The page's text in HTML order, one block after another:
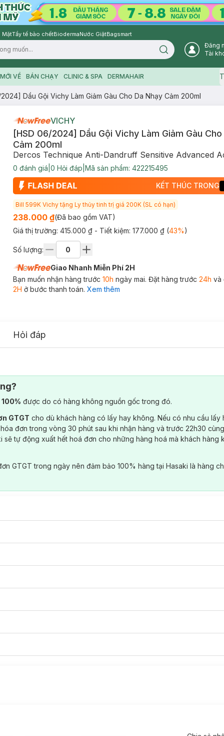
MặtTẩy tế bào chếtBiodermaNước GiặtBagsmart
Search icon
Đăng
Tài
VỀ BÁN CHẠY CLINIC & SPA DERMAHAIR
Dầu Gội Vichy Làm Giảm Gàu Cho Da Nhạy Cảm 200ml
VICHY
[HSD 06/2024] Dầu Gội Vichy Làm Giảm Gàu Cho
Cảm 200ml
Dercos Technique Anti-Dandruff Sensitive Advanced
0 đánh giá 0 Hỏi đáp Mã sản phẩm: 422215495
KẾT THÚC TRONG
Bill 599K Vichy tặng Ly thủy tinh trị giá 200K (SL có hạn)
238.000 ₫(Đã bao gồm VAT)
Giá thị trường: 415.000 ₫ - Tiết kiệm: 177.000 ₫(43%)
Số lượng:
Giao Nhanh Miễn Phí 2H
Bạn muốn nhận hàng trước 10h ngày mai. Đặt hàng trước 24h và
2H ở bước thanh toán. Xem thêm
Hỏi đáp
được do có hàng không nguồn gốc trong đó.
GTGT cho dù khách hàng có lấy hay không. Nếu có nhu cầu lấy
đơn trong vòng 30 phút sau khi nhận hàng và trước 22h30
sẽ tự động xuất hết hoá đơn cho những hàng hoá mà khách hàng
GTGT trong ngày nên đảm bảo 100% hàng tại Hasaki là hàng